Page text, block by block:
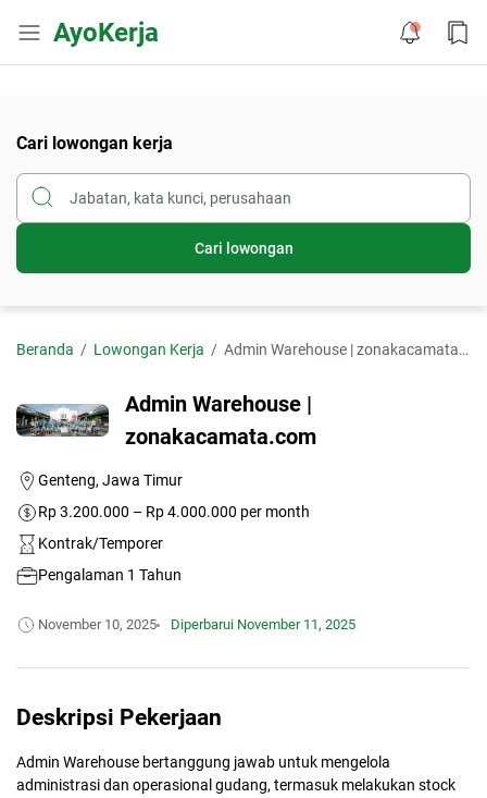
AyoKerja
Cari lowongan kerja
Cari lowongan
Beranda Lowongan Kerja Admin Warehouse | zonakacamata.com
Admin Warehouse |
zonakacamata.com
Genteng, Jawa Timur
Rp 3.200.000 – Rp 4.000.000 per month
Kontrak/Temporer
Pengalaman 1 Tahun
November 10, 2025 Diperbarui November 11, 2025
Deskripsi Pekerjaan
Admin Warehouse bertanggung jawab untuk mengelola
administrasi dan operasional gudang, termasuk melakukan stock